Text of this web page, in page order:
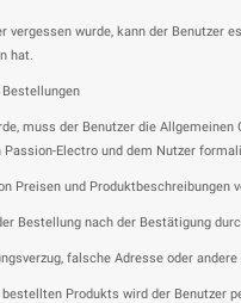
vergessen wurde, kann der Benutzer
hat.
muss der Benutzer die
Electro und dem Nutzer
Preisen und
Bestellung nach der Bestätigung
falsche Adresse oder
Produkts wird der Benutzer